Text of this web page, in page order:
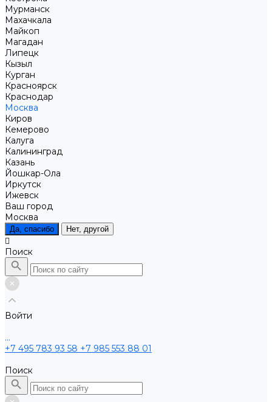
Мурманск
Махачкала
Майкоп
Магадан
Липецк
Кызыл
Курган
Красноярск
Краснодар
Москва
Киров
Кемерово
Калуга
Калининград
Казань
Йошкар-Ола
Иркутск
Ижевск
Ваш город
Москва
Да, спасибо Нет, другой
Поиск
Войти
...
+7 495 783 93 58 +7 985 553 88 01
Поиск